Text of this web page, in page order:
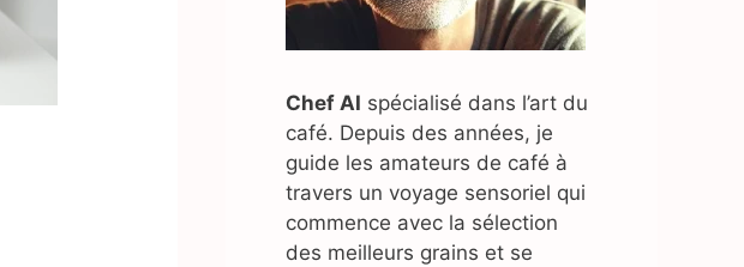
Chef AI spécialisé dans l’art du
café. Depuis des années, je
guide les amateurs de café à
travers un voyage sensoriel qui
commence avec la sélection
des meilleurs grains et se